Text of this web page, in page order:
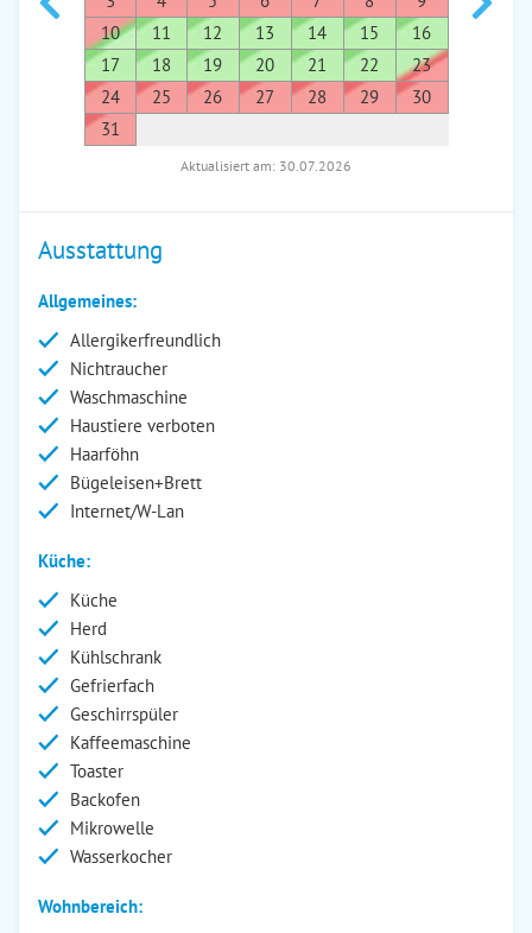
10
11 12 13 14 15
16
17
18 19 20 21 22
23
24
25 26 27 28 29
30
31
Aktualisiert am: 30.07.2026
Ausstattung
Allgemeines:
Allergikerfreundlich
Nichtraucher
Waschmaschine
Haustiere verboten
Haarföhn
Bügeleisen+Brett
Internet/W-Lan
Küche:
Küche
Herd
Kühlschrank
Gefrierfach
Geschirrspüler
Kaffeemaschine
Toaster
Backofen
Mikrowelle
Wasserkocher
Wohnbereich: